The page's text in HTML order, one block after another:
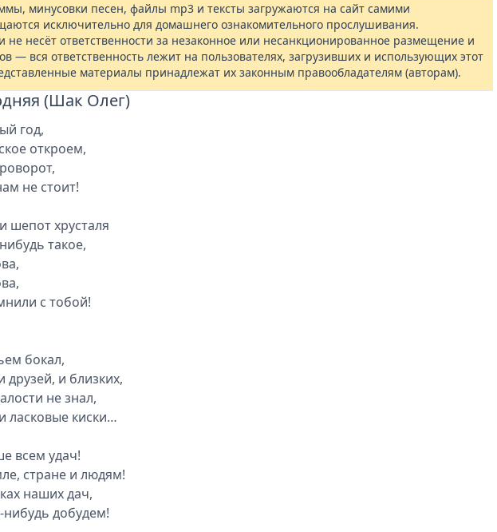
минусовки песен, файлы mp3 и тексты загружаются на сайт самими
исключительно для домашнего ознакомительного прослушивания.
несёт ответственности за незаконное или несанкционированное размещение и
— вся ответственность лежит на пользователях, загрузивших и использующих этот
материалы принадлежат их законным правообладателям (авторам).
(Шак Олег)
год,
откроем,
не стоит!
шепот хрусталя
такое,
с тобой!
бокал,
друзей, и близких,
не знал,
киски…
всем удач!
стране и людям!
наших дач,
нибудь добудем!